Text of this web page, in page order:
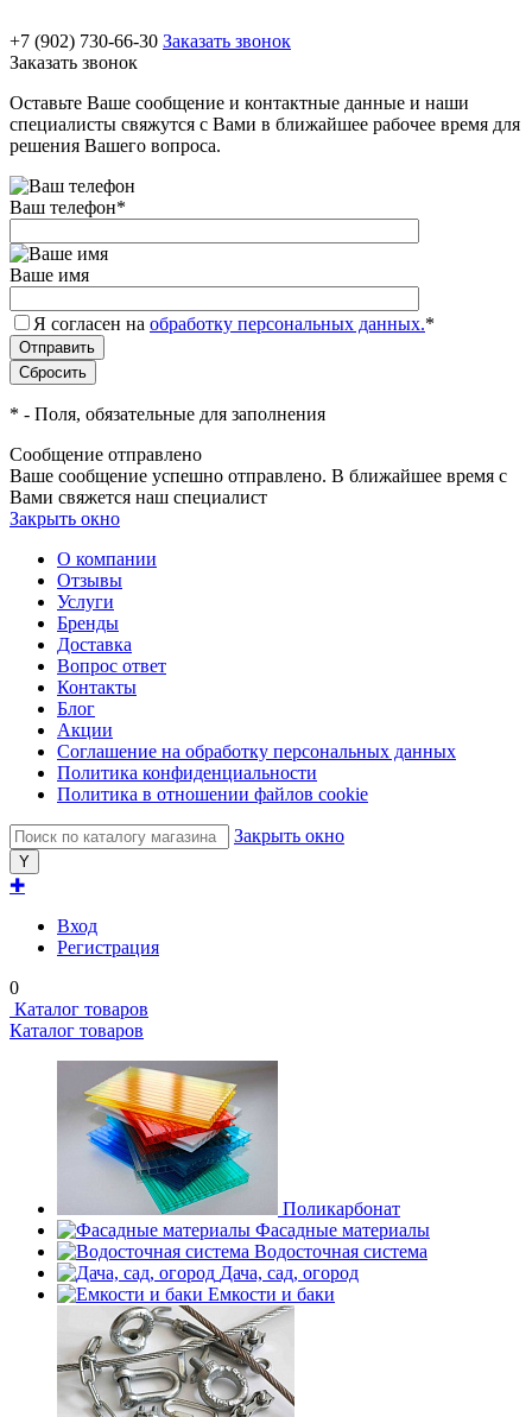
+7 (902) 730-66-30 Заказать звонок
Заказать звонок
Оставьте Ваше сообщение и контактные данные и наши
специалисты свяжутся с Вами в ближайшее рабочее время для
решения Вашего вопроса.
Ваш телефон*
Ваше имя
Я согласен на обработку персональных данных.*
* - Поля, обязательные для заполнения
Сообщение отправлено
Ваше сообщение успешно отправлено. В ближайшее время с
Вами свяжется наш специалист
Закрыть окно
О компании
Отзывы
Услуги
Бренды
Доставка
Вопрос ответ
Контакты
Блог
Акции
Соглашение на обработку персональных данных
Политика конфиденциальности
Политика в отношении файлов cookie
Закрыть окно
✚
Вход
Регистрация
0
Каталог товаров
Каталог товаров
Поликарбонат
Фасадные материалы
Водосточная система
Дача, сад, огород
Емкости и баки